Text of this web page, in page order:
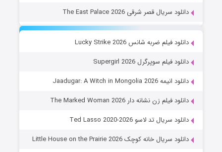
دانلود سریال قصر شرقی The East Palace 2026
دانلود فیلم ضربه شانس Lucky Strike 2026
دانلود فیلم سوپرگرل Supergirl 2026
دانلود انیمه Jaadugar: A Witch in Mongolia 2026
دانلود فیلم زن نشانه دار The Marked Woman 2026
دانلود سریال تد لاسو Ted Lasso 2020-2026
دانلود سریال خانه کوچک Little House on the Prairie 2026